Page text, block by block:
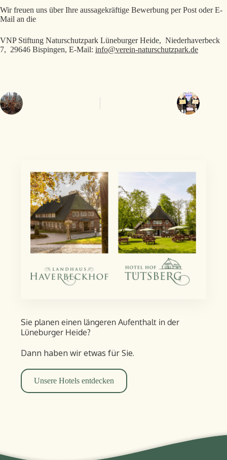
Wir freuen uns über Ihre aussagekräftige Bewerbung per Post oder E-
Mail an die
VNP Stiftung Naturschutzpark Lüneburger Heide, Niederhaverbeck
7, 29646 Bispingen, E-Mail: info@verein-naturschutzpark.de
Sie planen einen längeren Aufent­halt in der
Lüneburger Heide?
Dann haben wir etwas für Sie.
Unsere Hotels entdecken